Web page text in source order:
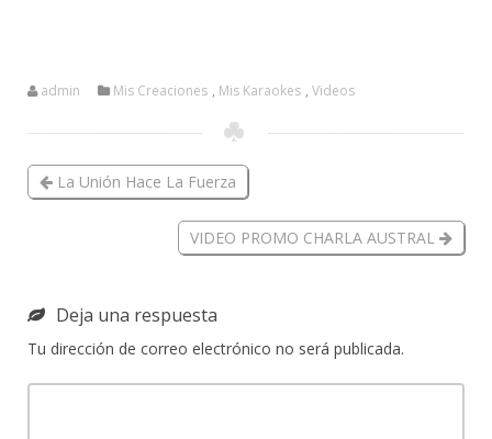
admin Mis Creaciones , Mis Karaokes , Videos
La Unión Hace La Fuerza
VIDEO PROMO CHARLA AUSTRAL
Deja una respuesta
Tu dirección de correo electrónico no será publicada.